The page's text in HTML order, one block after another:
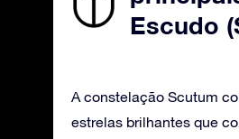
Escudo
A constelação Scutum
estrelas brilhantes que